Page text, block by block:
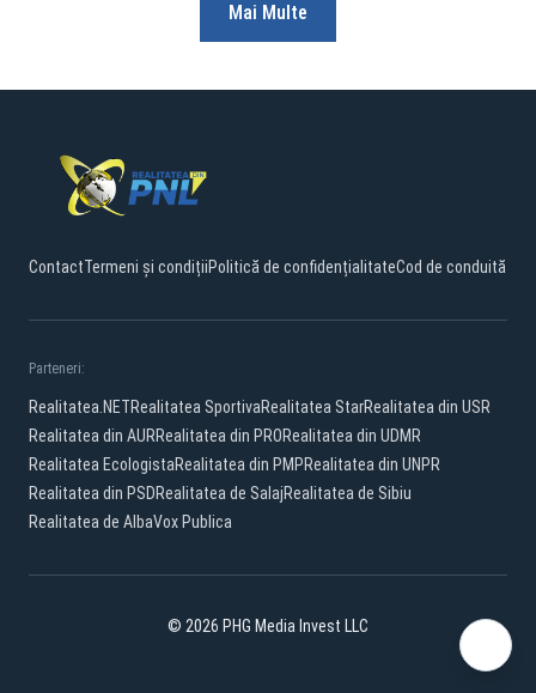
Mai Multe
ContactTermeni și condițiiPolitică de confidențialitateCod de conduită
Parteneri:
Realitatea.NETRealitatea SportivaRealitatea StarRealitatea din USR
Realitatea din AURRealitatea din PRORealitatea din UDMR
Realitatea EcologistaRealitatea din PMPRealitatea din UNPR
Realitatea din PSDRealitatea de SalajRealitatea de Sibiu
Realitatea de AlbaVox Publica
© 2026 PHG Media Invest LLC